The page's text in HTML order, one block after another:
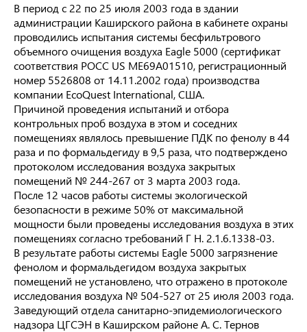
В период с 22 по 25 июля 2003 года в здании
администрации Каширского района в кабинете охраны
проводились испытания системы бесфильтрового
объемного очищения воздуха Eagle 5000 (сертификат
соответствия РОСС US МЕ69А01510, регистрационный
номер 5526808 от 14.11.2002 года) производства
компании EcoQuest International, США.
Причиной проведения испытаний и отбора
контрольных проб воздуха в этом и соседних
помещениях являлось превышение ПДК по фенолу в 44
раза и по формальдегиду в 9,5 раза, что подтверждено
протоколом исследования воздуха закрытых
помещений № 244-267 от 3 марта 2003 года.
После 12 часов работы системы экологической
безопасности в режиме 50% от максимальной
мощности были проведены исследования воздуха в этих
помещениях согласно требований Г Н. 2.1.6.1338-03.
В результате работы системы Eagle 5000 загрязнение
фенолом и формальдегидом воздуха закрытых
помещений не установлено, что отражено в протоколе
исследования воздуха № 504-527 от 25 июля 2003 года.
Заведующий отдела санитарно-эпидемиологического
надзора ЦГСЭН в Каширском районе А. С. Тернов